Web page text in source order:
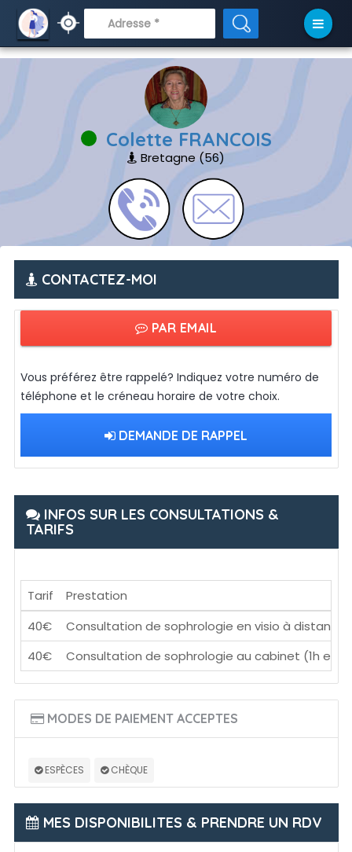
// APRÈS
Colette FRANCOIS
Bretagne (56)
CONTACTEZ-MOI
PAR EMAIL
Vous préférez être rappelé? Indiquez votre numéro de
téléphone et le créneau horaire de votre choix.
DEMANDE DE RAPPEL
INFOS SUR LES CONSULTATIONS &
TARIFS
Tarif
Prestation
40€
Consultation de sophrologie en visio à distance
40€
Consultation de sophrologie au cabinet (1h
MODES DE PAIEMENT ACCEPTES
ESPÈCES CHÈQUE
MES DISPONIBILITES & PRENDRE UN RDV